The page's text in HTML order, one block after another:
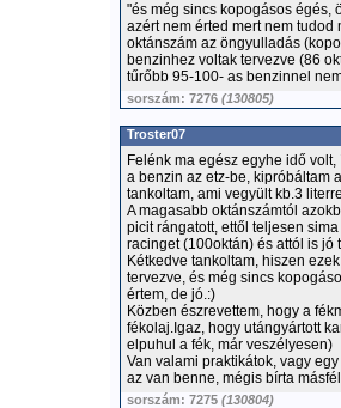
"és még sincs kopogásos égés,
azért nem érted mert nem
oktánszám az öngyulladás
benzinhez voltak tervezve (86
tűrőbb 95-100- as benzinnel
sorszám: 7276 (130805)
Troster07
Felénk ma egész egyhe idő
a benzin az etz-be, kipróbáltam
tankoltam, ami vegyült kb.3
A magasabb oktánszámtól
picit rángatott, ettől teljesen
racinget (100oktán) és attól is jó
Kétkedve tankoltam, hiszen
tervezve, és még sincs
értem, de jó.:)
Közben észrevettem, hogy a
fékolaj.Igaz, hogy utángyártott
elpuhul a fék, már veszélyesen)
Van valami praktikátok, vagy
az van benne, mégis bírta
sorszám: 7275 (130804)